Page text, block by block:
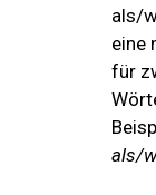
als/
eine
für
als/